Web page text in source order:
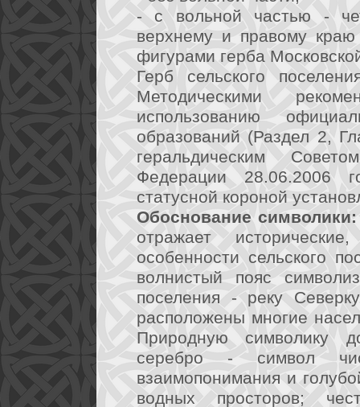
- с вольной частью -
верхнему и правому
фигурами герба
Герб сельского
Методическими
использованию
образований (Раздел 2,
геральдическим
Федерации 28.06.2006
статусной короной
Обоснование символики:
отражает
особенности сельского
волнистый пояс
поселения - реку
расположены многие
Природную символику
серебро - символ
взаимопонимания и
водных просторов;